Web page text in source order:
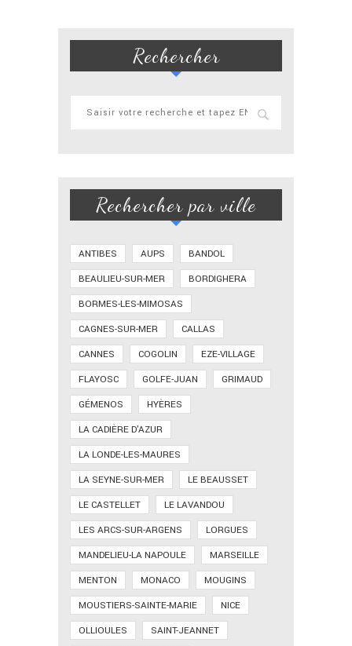
Rechercher
Rechercher par ville
ANTIBES AUPS
BANDOL
BEAULIEU-SUR-MER
BORDIGHERA
BORMES-LES-MIMOSAS
CAGNES-SUR-MER
CALLAS
CANNES
COGOLIN
EZE-VILLAGE
FLAYOSC
GOLFE-JUAN
GRIMAUD
GÉMENOS
HYÈRES
LA CADIÈRE D'AZUR
LA LONDE-LES-MAURES
LA SEYNE-SUR-MER
LE BEAUSSET
LE CASTELLET
LE LAVANDOU
LES ARCS-SUR-ARGENS
LORGUES
MANDELIEU-LA NAPOULE
MARSEILLE
MENTON
MONACO
MOUGINS
MOUSTIERS-SAINTE-MARIE
NICE
OLLIOULES
SAINT-JEANNET